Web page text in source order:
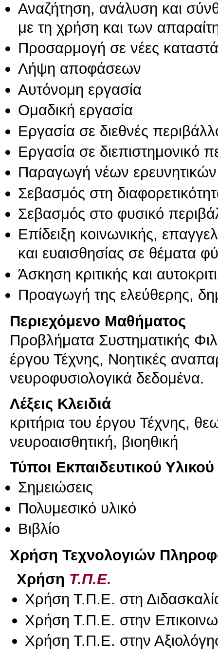
Αναζήτηση, ανάλυση και
με τη χρήση και των
Προσαρμογή σε νέες
Λήψη αποφάσεων
Αυτόνομη εργασία
Ομαδική εργασία
Εργασία σε διεθνές
Εργασία σε διεπιστημονικό
Παραγωγή νέων
Σεβασμός στη
Σεβασμός στο φυσικό
Επίδειξη κοινωνικής,
και ευαισθησίας σε θέματα
Άσκηση κριτικής και
Προαγωγή της ελεύθερης,
Περιεχόμενο Μαθήματος
Προβλήματα Συστηματικής
έργου Τέχνης, Νοητικές
νευροφυσιολογικά δεδομένα.
Λέξεις Κλειδιά
κριτήρια του έργου Τέχνης,
νευροαισθητική, βιοηθική
Τύποι Εκπαιδευτικού Υλικού
Σημειώσεις
Πολυμεσικό υλικό
Βιβλίο
Χρήση Τεχνολογιών
Χρήση Τ.Π.Ε.
Χρήση Τ.Π.Ε. στη
Χρήση Τ.Π.Ε. στην
Χρήση Τ.Π.Ε. στην